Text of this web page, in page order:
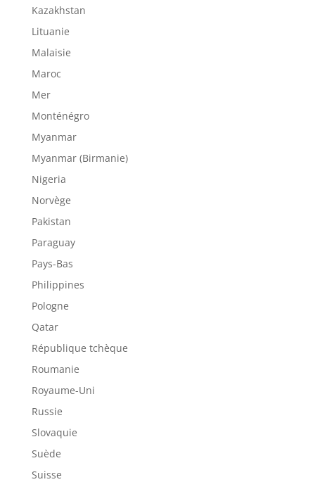
Kazakhstan
Lituanie
Malaisie
Maroc
Mer
Monténégro
Myanmar
Myanmar (Birmanie)
Nigeria
Norvège
Pakistan
Paraguay
Pays-Bas
Philippines
Pologne
Qatar
République tchèque
Roumanie
Royaume-Uni
Russie
Slovaquie
Suède
Suisse